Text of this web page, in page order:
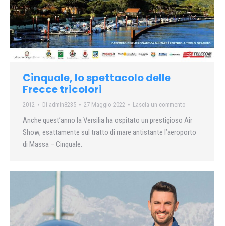
Cinquale, lo spettacolo delle
Frecce tricolori
2012 Di admin8235 27 Maggio 2022 Lascia un commento
Anche quest’anno la Versilia ha ospitato un prestigioso Air
Show, esattamente sul tratto di mare antistante l’aeroporto
di Massa – Cinquale.